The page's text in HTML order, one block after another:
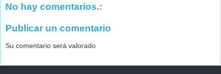
No hay comentarios.:
Publicar un comentario
Su comentario será valorado